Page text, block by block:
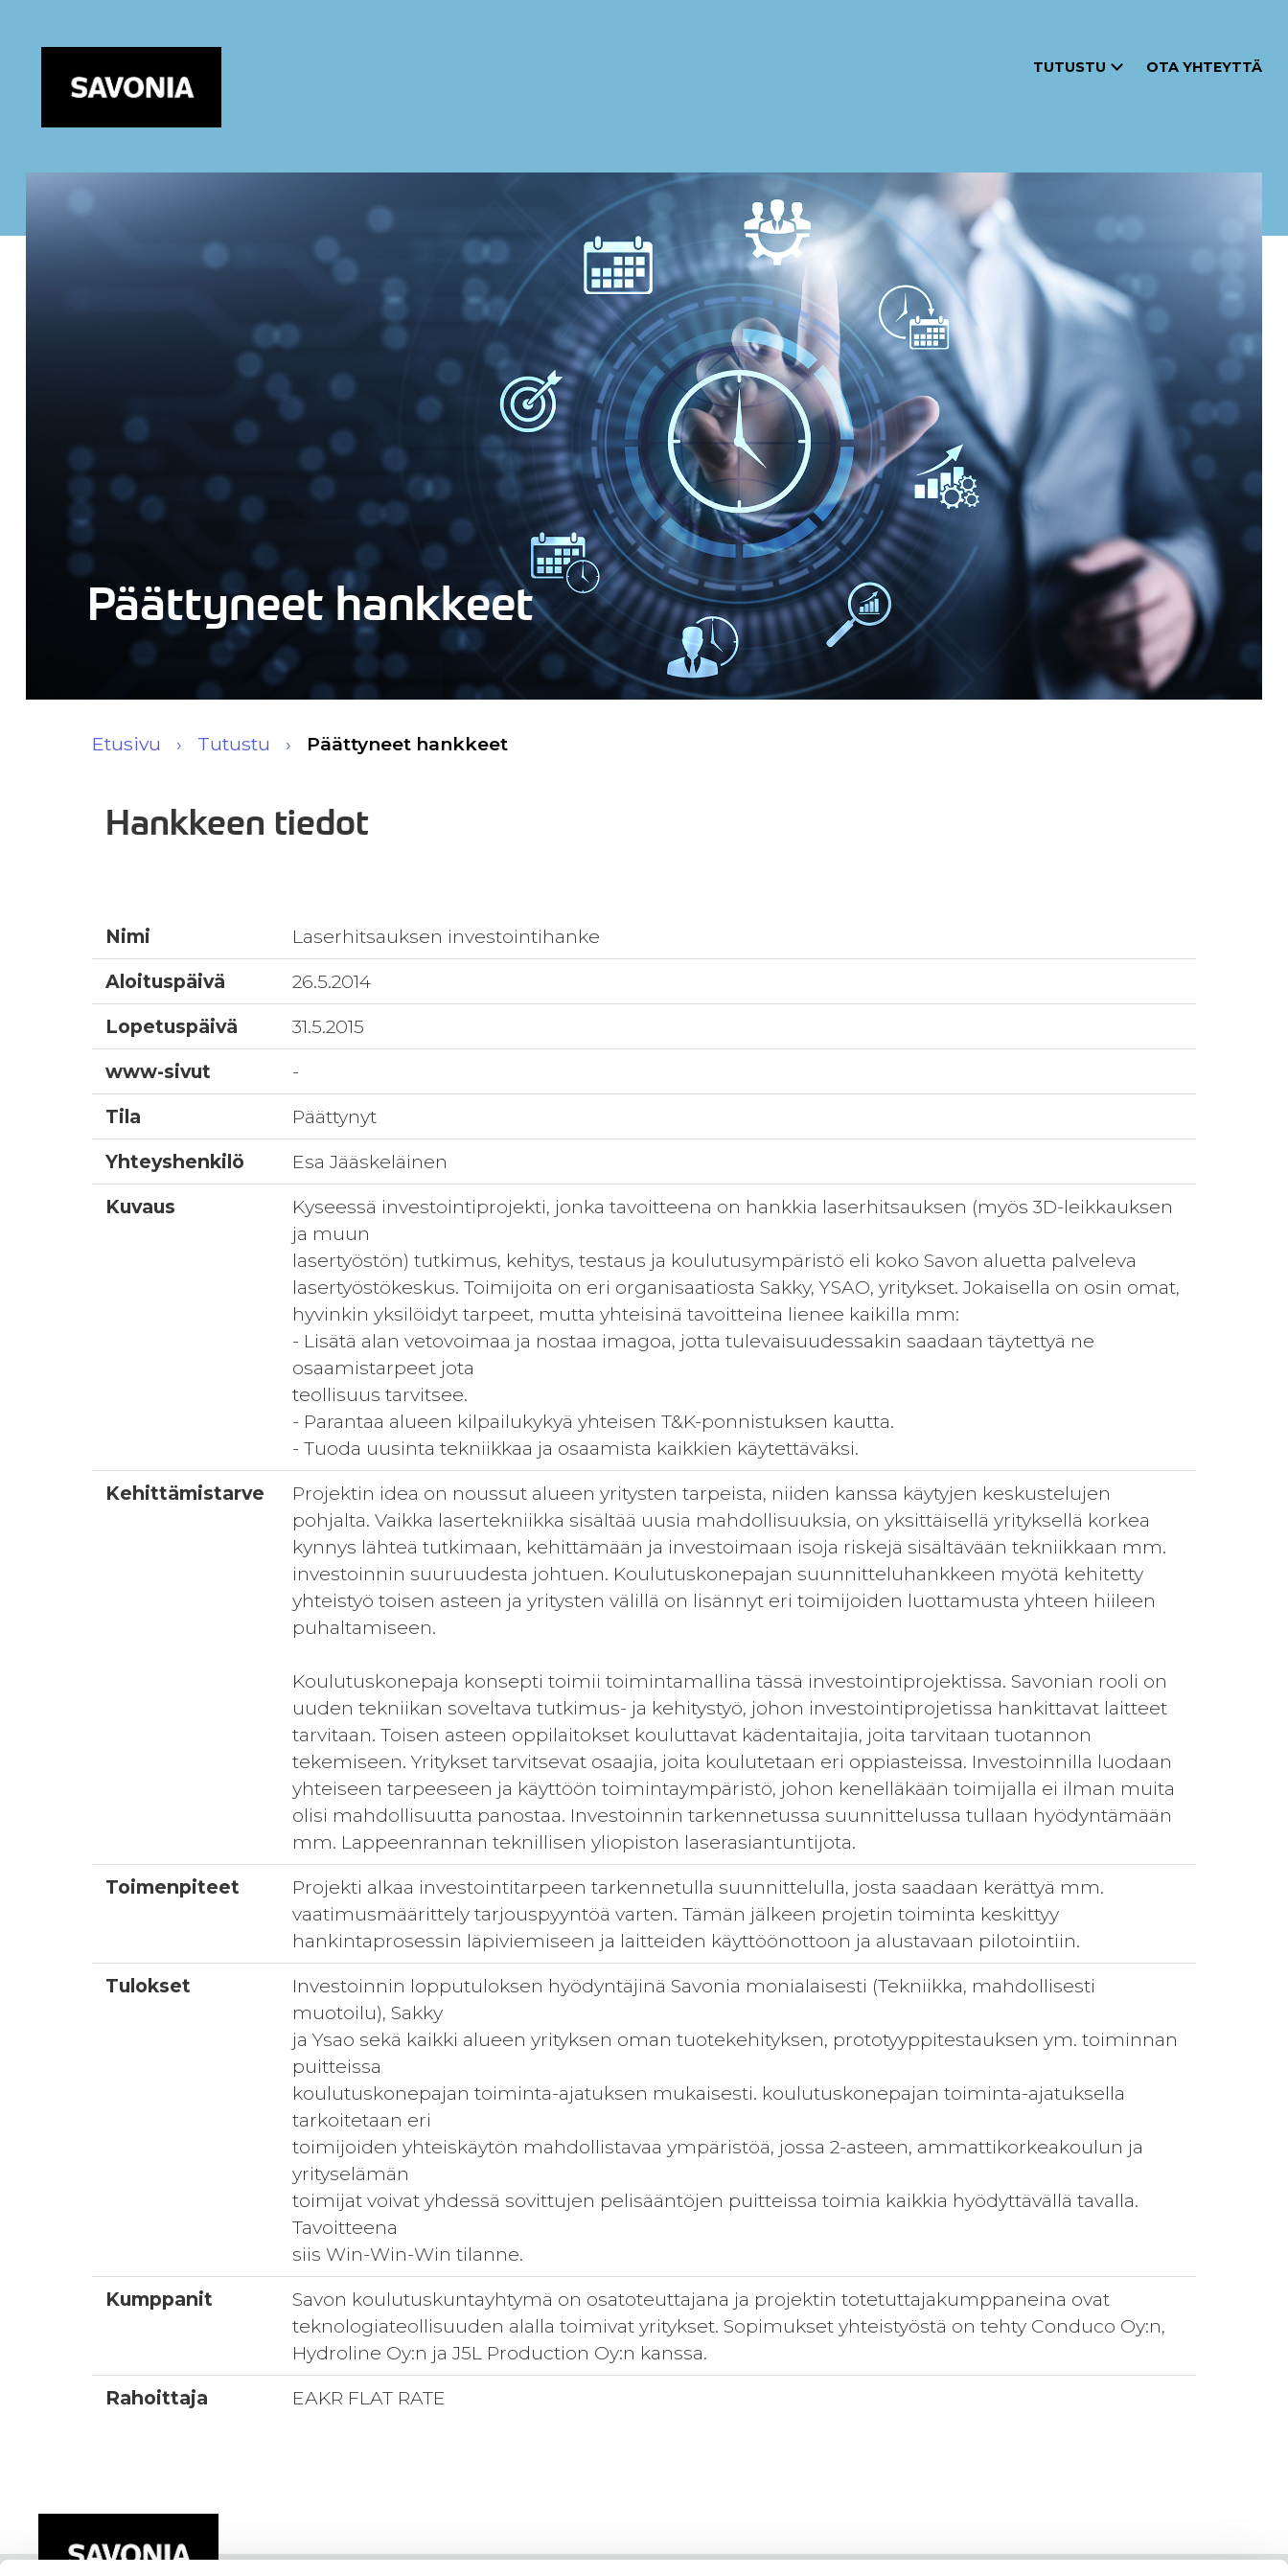
TUTUSTU OTA YHTEYTTÄ
Päättyneet hankkeet
Etusivu Tutustu Päättyneet hankkeet
Hankkeen tiedot
Nimi
Laserhitsauksen investointihanke
Aloituspäivä
26.5.2014
Lopetuspäivä
31.5.2015
www-sivut
-
Tila
Päättynyt
Yhteyshenkilö
Esa Jääskeläinen
Kuvaus
Kyseessä investointiprojekti, jonka tavoitteena on hankkia laserhitsauksen (myös 3D-leikkauksen
ja muun
lasertyöstön) tutkimus, kehitys, testaus ja koulutusympäristö eli koko Savon aluetta palveleva
lasertyöstökeskus. Toimijoita on eri organisaatiosta Sakky, YSAO, yritykset. Jokaisella on osin omat,
hyvinkin yksilöidyt tarpeet, mutta yhteisinä tavoitteina lienee kaikilla mm:
- Lisätä alan vetovoimaa ja nostaa imagoa, jotta tulevaisuudessakin saadaan täytettyä ne
osaamistarpeet jota
teollisuus tarvitsee.
- Parantaa alueen kilpailukykyä yhteisen T&K-ponnistuksen kautta.
- Tuoda uusinta tekniikkaa ja osaamista kaikkien käytettäväksi.
Kehittämistarve
Projektin idea on noussut alueen yritysten tarpeista, niiden kanssa käytyjen keskustelujen
pohjalta. Vaikka lasertekniikka sisältää uusia mahdollisuuksia, on yksittäisellä yrityksellä korkea
kynnys lähteä tutkimaan, kehittämään ja investoimaan isoja riskejä sisältävään tekniikkaan mm.
investoinnin suuruudesta johtuen. Koulutuskonepajan suunnitteluhankkeen myötä kehitetty
yhteistyö toisen asteen ja yritysten välillä on lisännyt eri toimijoiden luottamusta yhteen hiileen
puhaltamiseen.
Koulutuskonepaja konsepti toimii toimintamallina tässä investointiprojektissa. Savonian rooli on
uuden tekniikan soveltava tutkimus- ja kehitystyö, johon investointiprojetissa hankittavat laitteet
tarvitaan. Toisen asteen oppilaitokset kouluttavat kädentaitajia, joita tarvitaan tuotannon
tekemiseen. Yritykset tarvitsevat osaajia, joita koulutetaan eri oppiasteissa. Investoinnilla luodaan
yhteiseen tarpeeseen ja käyttöön toimintaympäristö, johon kenelläkään toimijalla ei ilman muita
olisi mahdollisuutta panostaa. Investoinnin tarkennetussa suunnittelussa tullaan hyödyntämään
mm. Lappeenrannan teknillisen yliopiston laserasiantuntijota.
Toimenpiteet
Projekti alkaa investointitarpeen tarkennetulla suunnittelulla, josta saadaan kerättyä mm.
vaatimusmäärittely tarjouspyyntöä varten. Tämän jälkeen projetin toiminta keskittyy
hankintaprosessin läpiviemiseen ja laitteiden käyttöönottoon ja alustavaan pilotointiin.
Tulokset
Investoinnin lopputuloksen hyödyntäjinä Savonia monialaisesti (Tekniikka, mahdollisesti
muotoilu), Sakky
ja Ysao sekä kaikki alueen yrityksen oman tuotekehityksen, prototyyppitestauksen ym. toiminnan
puitteissa
koulutuskonepajan toiminta-ajatuksen mukaisesti. koulutuskonepajan toiminta-ajatuksella
tarkoitetaan eri
toimijoiden yhteiskäytön mahdollistavaa ympäristöä, jossa 2-asteen, ammattikorkeakoulun ja
yrityselämän
toimijat voivat yhdessä sovittujen pelisääntöjen puitteissa toimia kaikkia hyödyttävällä tavalla.
Tavoitteena
siis Win-Win-Win tilanne.
Kumppanit
Savon koulutuskuntayhtymä on osatoteuttajana ja projektin totetuttajakumppaneina ovat
teknologiateollisuuden alalla toimivat yritykset. Sopimukset yhteistyöstä on tehty Conduco Oy:n,
Hydroline Oy:n ja J5L Production Oy:n kanssa.
Rahoittaja
EAKR FLAT RATE